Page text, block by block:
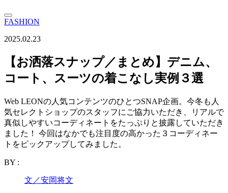
FASHION
2025.02.23
【お洒落スナップ／まとめ】デニム、
コート、スーツの着こなし実例３選
Web LEONの人気コンテンツのひとつSNAP企画。今冬も人
気セレクトショップのスタッフにご協力いただき、リアルで
真似しやすいコーディネートをたっぷりと披露していただき
ました！ 今回はなかでも注目度の高かった３コーディネー
トをピックアップしてみました。
BY :
文／安岡将文